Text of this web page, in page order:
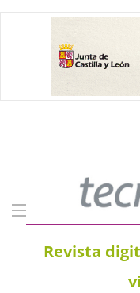
Revista